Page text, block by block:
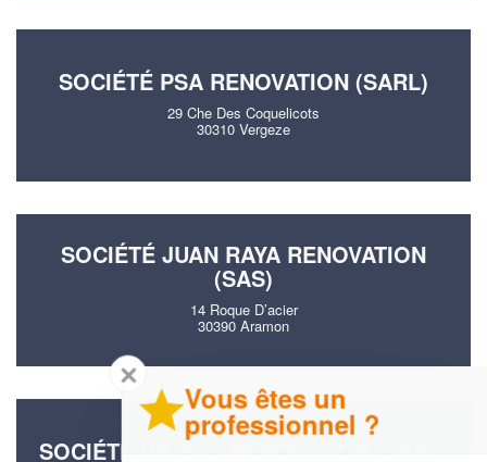
SOCIÉTÉ PSA RENOVATION (SARL)
29 Che Des Coquelicots
30310 Vergeze
SOCIÉTÉ JUAN RAYA RENOVATION
(SAS)
14 Roque D’acier
30390 Aramon
SOCIÉTÉ DG SUD RENOVATION (SARL)
✕
Vous êtes un
professionnel ?